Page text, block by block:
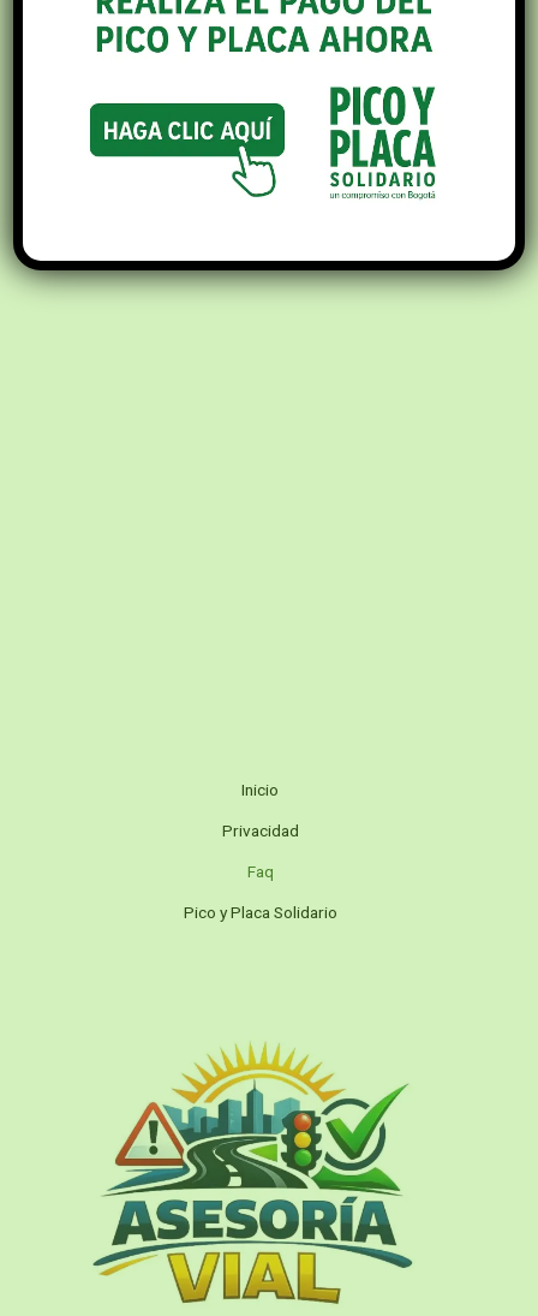
correo electrónico, número de cédula y medios de pago
disponibles. Te orientamos sobre cómo ingresar esta
Inicio
Privacidad
Faq
Pico y Placa Solidario